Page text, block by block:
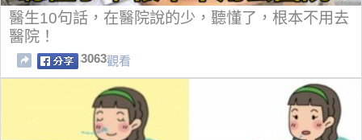
醫生10句話，在醫院說的少，聽懂了，根本不用去
醫院！
3063觀看